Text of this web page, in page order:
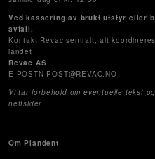
Ved kassering av brukt utstyr eller
avfall.
Kontakt Revac sentralt, alt
landet
Revac AS
E-POSTN POST@REVAC.NO
Vi tar forbehold om eventuelle tekst
nettsider
Om Plandent